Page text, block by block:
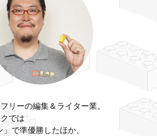
リーの編集＆ライター業。
では
」で準優勝したほか、